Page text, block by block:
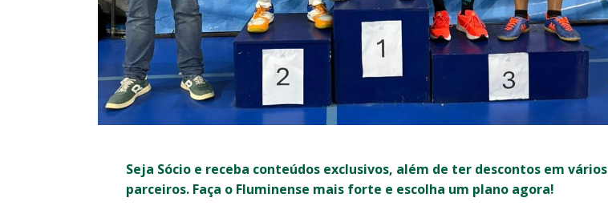
Seja Sócio e receba conteúdos exclusivos, além de ter descontos em vários
parceiros. Faça o Fluminense mais forte e escolha um plano agora!
0 0 INGRESSOS 1 X 3